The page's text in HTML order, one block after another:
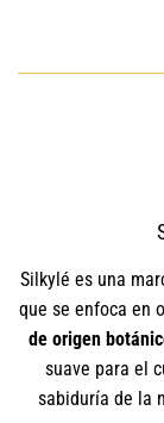
Silkylé es una
que se enfoca en
de origen
suave para el
sabiduría de la